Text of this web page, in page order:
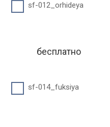
sf-012_orhideya
бесплатно
sf-014_fuksiya